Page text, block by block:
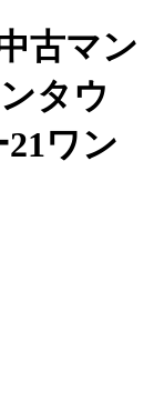
古マン
タウ
ワン